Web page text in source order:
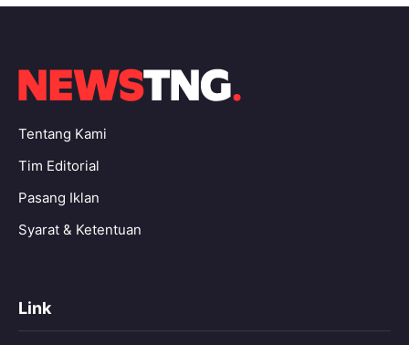
Tentang Kami
Tim Editorial
Pasang Iklan
Syarat & Ketentuan
Link